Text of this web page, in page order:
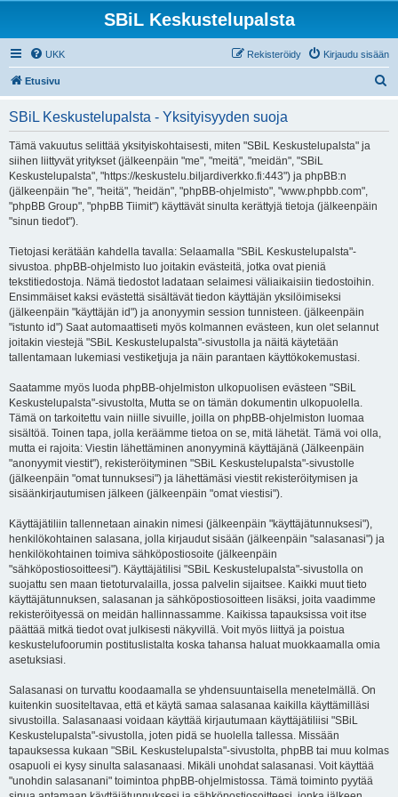
SBiL Keskustelupalsta
UKK Kirjaudu sisään
Rekisteröidy
Etusivu
SBiL Keskustelupalsta - Yksityisyyden suoja
Tämä vakuutus selittää yksityiskohtaisesti, miten "SBiL Keskustelupalsta" ja
siihen liittyvät yritykset (jälkeenpäin "me", "meitä", "meidän", "SBiL
Keskustelupalsta", "https://keskustelu.biljardiverkko.fi:443") ja phpBB:n
(jälkeenpäin "he", "heitä", "heidän", "phpBB-ohjelmisto", "www.phpbb.com",
"phpBB Group", "phpBB Tiimit") käyttävät sinulta kerättyjä tietoja (jälkeenpäin
"sinun tiedot").
Tietojasi kerätään kahdella tavalla: Selaamalla "SBiL Keskustelupalsta"-
sivustoa. phpBB-ohjelmisto luo joitakin evästeitä, jotka ovat pieniä
tekstitiedostoja. Nämä tiedostot ladataan selaimesi väliaikaisiin tiedostoihin.
Ensimmäiset kaksi evästettä sisältävät tiedon käyttäjän yksilöimiseksi
(jälkeenpäin "käyttäjän id") ja anonyymin session tunnisteen. (jälkeenpäin
"istunto id") Saat automaattiseti myös kolmannen evästeen, kun olet selannut
joitakin viestejä "SBiL Keskustelupalsta"-sivustolla ja näitä käytetään
tallentamaan lukemiasi vestiketjuja ja näin parantaen käyttökokemustasi.
Saatamme myös luoda phpBB-ohjelmiston ulkopuolisen evästeen "SBiL
Keskustelupalsta"-sivustolta, Mutta se on tämän dokumentin ulkopuolella.
Tämä on tarkoitettu vain niille sivuille, joilla on phpBB-ohjelmiston luomaa
sisältöä. Toinen tapa, jolla keräämme tietoa on se, mitä lähetät. Tämä voi olla,
mutta ei rajoita: Viestin lähettäminen anonyyminä käyttäjänä (Jälkeenpäin
"anonyymit viestit"), rekisteröityminen "SBiL Keskustelupalsta"-sivustolle
(jälkeenpäin "omat tunnuksesi") ja lähettämäsi viestit rekisteröitymisen ja
sisäänkirjautumisen jälkeen (jälkeenpäin "omat viestisi").
Käyttäjätiliin tallennetaan ainakin nimesi (jälkeenpäin "käyttäjätunnuksesi"),
henkilökohtainen salasana, jolla kirjaudut sisään (jälkeenpäin "salasanasi") ja
henkilökohtainen toimiva sähköpostiosoite (jälkeenpäin
"sähköpostiosoitteesi"). Käyttäjätilisi "SBiL Keskustelupalsta"-sivustolla on
suojattu sen maan tietoturvalailla, jossa palvelin sijaitsee. Kaikki muut tieto
käyttäjätunnuksen, salasanan ja sähköpostiosoitteen lisäksi, joita vaadimme
rekisteröityessä on meidän hallinnassamme. Kaikissa tapauksissa voit itse
päättää mitkä tiedot ovat julkisesti näkyvillä. Voit myös liittyä ja poistua
keskustelufoorumin postituslistalta koska tahansa haluat muokkaamalla omia
asetuksiasi.
Salasanasi on turvattu koodaamalla se yhdensuuntaisella menetelmällä. On
kuitenkin suositeltavaa, että et käytä samaa salasanaa kaikilla käyttämilläsi
sivustoilla. Salasanaasi voidaan käyttää kirjautumaan käyttäjätiliisi "SBiL
Keskustelupalsta"-sivustolla, joten pidä se huolella tallessa. Missään
tapauksessa kukaan "SBiL Keskustelupalsta"-sivustolta, phpBB tai muu kolmas
osapuoli ei kysy sinulta salasanaasi. Mikäli unohdat salasanasi. Voit käyttää
"unohdin salasanani" toimintoa phpBB-ohjelmistossa. Tämä toiminto pyytää